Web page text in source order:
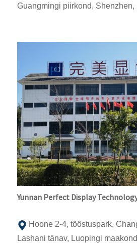
Guangmingi piirkond,
Yunnan Perfect Display
Hoone 2-4, tööstuspark,
Lashani tänav, Luopingi